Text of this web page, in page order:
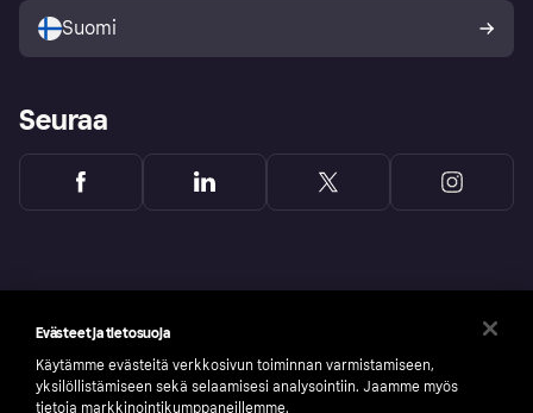
Suomi
Seuraa
Evästeet ja tietosuoja
Käytämme evästeitä verkkosivun toiminnan varmistamiseen,
yksilöllistämiseen sekä selaamisesi analysointiin. Jaamme myös
tietoja markkinointikumppaneillemme.